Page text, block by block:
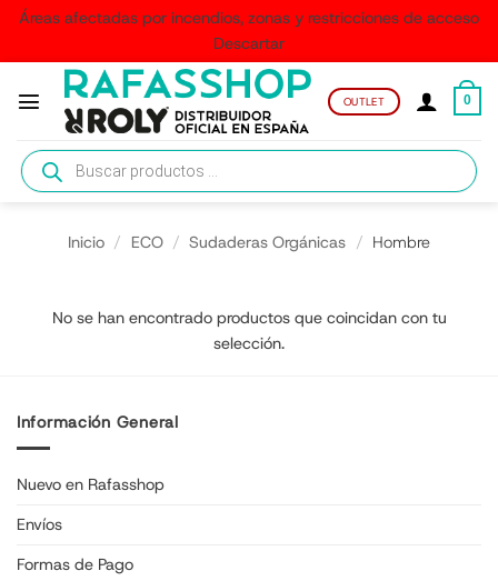
Áreas afectadas por incendios, zonas y restricciones de acceso
Descartar
contenido
OUTLET 0
Búsqueda
de
productos
Inicio / ECO / Sudaderas Orgánicas / Hombre
No se han encontrado productos que coincidan con tu
selección.
Información General
Nuevo en Rafasshop
Envíos
Formas de Pago